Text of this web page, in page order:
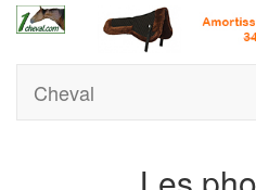
Cheval